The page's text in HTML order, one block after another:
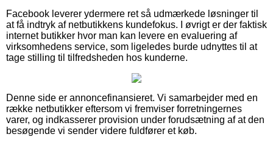
Facebook leverer ydermere ret så udmærkede løsninger til
at få indtryk af netbutikkens kundefokus. I øvrigt er der faktisk
internet butikker hvor man kan levere en evaluering af
virksomhedens service, som ligeledes burde udnyttes til at
tage stilling til tilfredsheden hos kunderne.
Denne side er annoncefinansieret. Vi samarbejder med en
række netbutikker eftersom vi fremviser forretningernes
varer, og indkasserer provision under forudsætning af at den
besøgende vi sender videre fuldfører et køb.